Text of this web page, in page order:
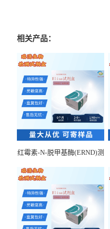
相关产品：
红霉素-N-脱甲基酶(ERND)测